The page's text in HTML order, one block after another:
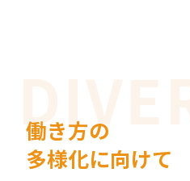
働き方の
多様化に向けて